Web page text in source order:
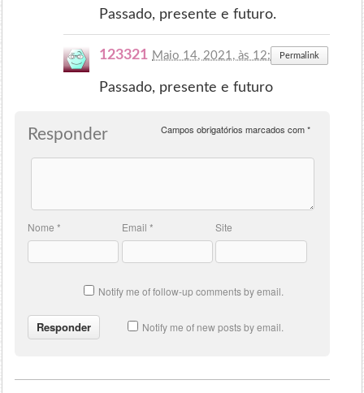
Passado, presente e futuro.
123321 Maio 14, 2021, às 12:26Permalink
Passado, presente e futuro
Responder Campos obrigatórios marcados com*
Nome* Email * Site
Notify me of follow-up comments by email.
Notify me of new posts by email.